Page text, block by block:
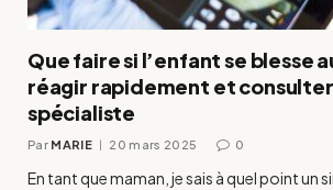
Que faire si l’enfant se blesse
réagir rapidement et consulter
spécialiste
Par MARIE 20 mars 2025 0
En tant que maman, je sais à quel point un